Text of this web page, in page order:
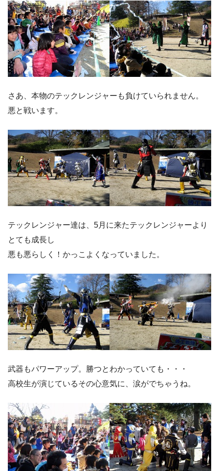
さあ、本物のテックレンジャーも負けていられません。
悪と戦います。
テックレンジャー達は、5月に来たテックレンジャーより
とても成長し
悪も悪らしく！かっこよくなっていました。
武器もパワーアップ。勝つとわかっていても・・・
高校生が演じているその心意気に、涙がでちゃうね。